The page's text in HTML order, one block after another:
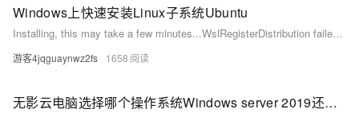
Windows上快速安装Linux子系统Ubuntu
Installing, this may take a few minutes...WslRegisterDistribution failed with error: 0x800701bcError: 0x800701bc WSL 2 ?????????????????? https://aka.ms/wsl2kernelPress any key to continue... 原因是 wsl1 升级到 wsl2 之后，内核却没有升级。 解决：下载最新的wsl安装包（wsl安装包）
游客4jqguaynwz2fs 1658
无影云电脑选择哪个操作系统Windows server 2019还是Ubuntu？